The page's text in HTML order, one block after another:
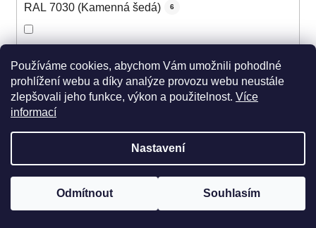
Používáme cookies, abychom Vám umožnili pohodlné
prohlížení webu a díky analýze provozu webu neustále
zlepšovali jeho funkce, výkon a použitelnost. Více
informací
Nastavení
Odmítnout Souhlasím
RAL 7030 (Kamenná šedá) 6
RAL 7032 (Štěrková šedá)
RAL 7033 (Cementová šedá) 5
RAL 7034 (Šedožlutá)